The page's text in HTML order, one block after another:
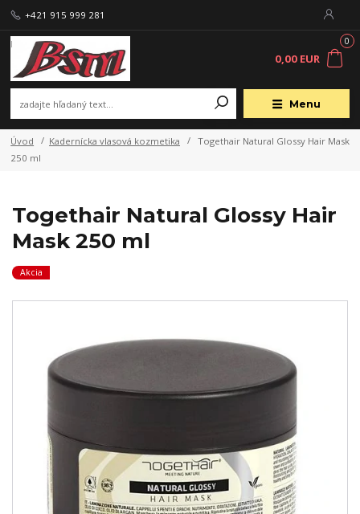
Menu
+421 915 999 281
0
0,00 EUR
Úvod Kadernícka vlasová kozmetika
Togethair Natural Glossy Hair Mask
250 ml
Togethair Natural Glossy Hair
Mask 250 ml
Akcia